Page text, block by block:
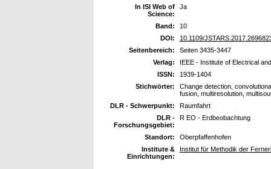
In ISI Web of
Science:
Ja
Band:
10
DOI:
10.1109/
Seitenbereich:
Seiten 3435-3447
Verlag:
IEEE - Institute of Electrical
ISSN:
1939-1404
Stichwörter:
Change detection,
fusion, multiresolution,
DLR - Schwerpunkt:
Raumfahrt
DLR -
Forschungsgebiet:
R EO - Erdbeobachtung
Standort:
Oberpfaffenhofen
Institute &
Einrichtungen:
Institut für Methodik der